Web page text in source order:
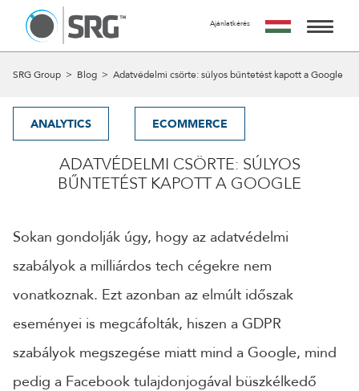
KÉRJ TŐLÜNK AJÁNLATOT
KÖTELEZETTSÉGGEL.
VAGY ONLINE TALÁLKOZÓRA, HOGY RÉSZLETESEN
MEGBESZÉLJÜK AZ AJÁNLATKÉRÉS TÁRGYÁT.
ELKÉSZÍTÜNK ÉS MEGKÜLDÜNK.
NÉV
EMAIL
SZOLGÁLTATÁSAINK
MUNKÁINK
A CSAPAT
KAPCSOLAT
Ajánlatkérés
SRG Group > Blog > Adatvédelmi csörte: súlyos bűntetést kapott a Google
ANALYTICS ECOMMERCE
ADATVÉDELMI CSÖRTE: SÚLYOS
BŰNTETÉST KAPOTT A GOOGLE
Sokan gondolják úgy, hogy az adatvédelmi
szabályok a milliárdos tech cégekre nem
vonatkoznak. Ezt azonban az elmúlt időszak
eseményei is megcáfolták, hiszen a GDPR
szabályok megszegése miatt mind a Google, mind
pedig a Facebook tulajdonjogával büszkélkedő